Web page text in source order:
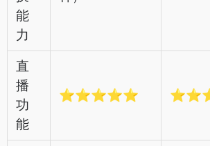
能
力
直
播
功
能
⭐⭐⭐⭐⭐